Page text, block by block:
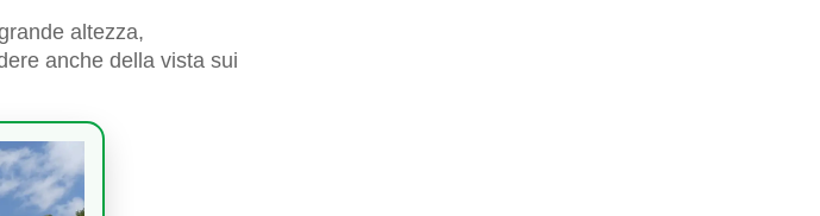
altezza,
anche della vista sui